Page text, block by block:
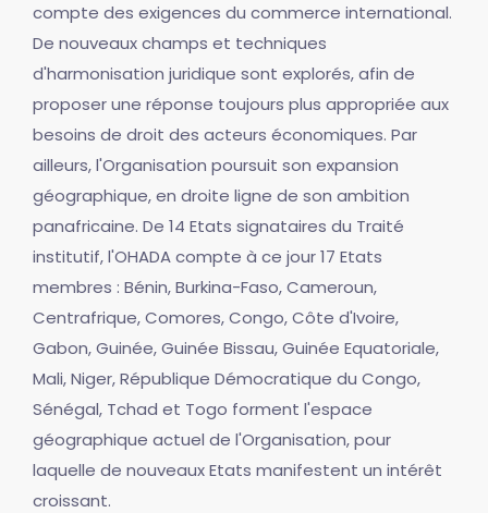
compte des exigences du commerce international.
De nouveaux champs et techniques
d'harmonisation juridique sont explorés, afin de
proposer une réponse toujours plus appropriée aux
besoins de droit des acteurs économiques. Par
ailleurs, l'Organisation poursuit son expansion
géographique, en droite ligne de son ambition
panafricaine. De 14 Etats signataires du Traité
institutif, l'OHADA compte à ce jour 17 Etats
membres : Bénin, Burkina-Faso, Cameroun,
Centrafrique, Comores, Congo, Côte d'Ivoire,
Gabon, Guinée, Guinée Bissau, Guinée Equatoriale,
Mali, Niger, République Démocratique du Congo,
Sénégal, Tchad et Togo forment l'espace
géographique actuel de l'Organisation, pour
laquelle de nouveaux Etats manifestent un intérêt
croissant.